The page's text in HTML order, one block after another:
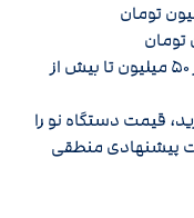
فلزیاب‌های حرفه‌ای و پیشرفته: از ۵۰ میلیون تا بیش از
قیمت دستگاه نو را
پیشنهادی منطقی